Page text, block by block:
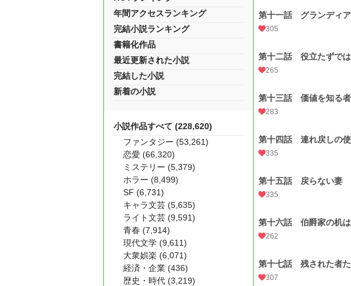
第十一話 グランディ
305
第十二話 役立たずでは
265
第十三話 価値を知る
283
第十四話 連れ戻しの
335
第十五話 戻らない妻
335
第十六話 伯爵家の机
262
第十七話 残された者
307
年間アクセスランキング
完結小説ランキング
書籍化作品
最近更新された小説
完結した小説
新着の小説
小説作品すべて (228,620)
ファンタジー (53,261)
恋愛 (66,320)
ミステリー (5,379)
ホラー (8,499)
SF (6,731)
キャラ文芸 (5,635)
ライト文芸 (9,591)
青春 (7,914)
現代文学 (9,611)
大衆娯楽 (6,071)
経済・企業 (436)
歴史・時代 (3,219)